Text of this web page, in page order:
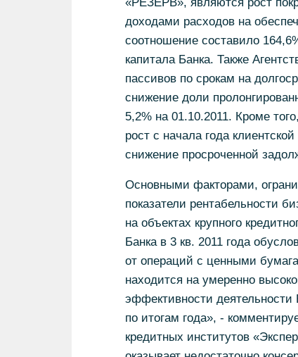
доходами расходов на
соотношение составило
капитала Банка. Также
пассивов по срокам на
снижение доли
5,2% на 01.10.2011. Кроме
рост с начала года
снижение просроченной
Основными факторами,
показатели рентабельности
на объектах крупного
Банка в 3 кв. 2011 года
от операций с ценными
находится на умеренно
эффективности
по итогам года», -
кредитных институтов